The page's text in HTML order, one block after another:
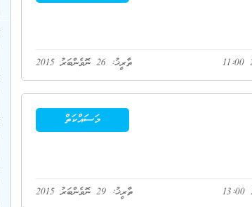
ތާރީޚު: 26 ނޮވެންބަރު 2015
މަސައްކަތް
ތާރީޚު: 29 ނޮވެންބަރު 2015